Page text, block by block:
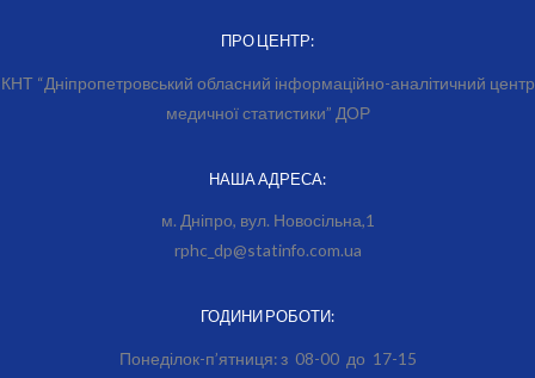
ПРО ЦЕНТР:
КНТ “Дніпропетровський обласний інформаційно-аналітичний центр
медичної статистики” ДОР
НАША АДРЕСА:
м. Дніпро, вул. Новосільна,1
rphc_dp@statinfo.com.ua
ГОДИНИ РОБОТИ:
Понеділок-п’ятниця: з 08-00 до 17-15